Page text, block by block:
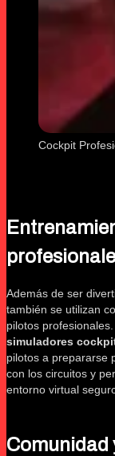
Cockpit
Además de ser
también se utilizan
pilotos
simuladores
pilotos a prepararse
con los circuitos y
entorno virtual
Comunidad